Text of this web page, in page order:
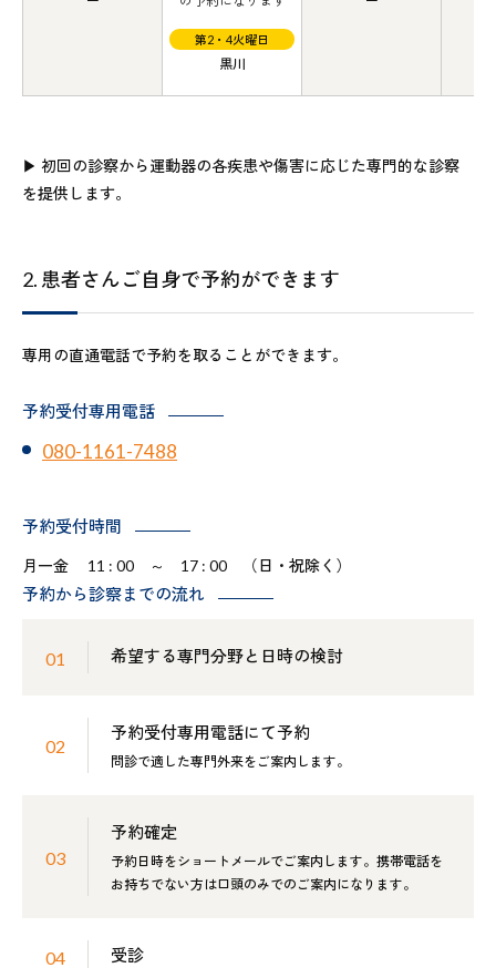
第2・4火曜日
黒川
▶︎ 初回の診察から運動器の各疾患や傷害に応じた専門的な診察
を提供します。
2. 患者さんご自身で予約ができます
専用の直通電話で予約を取ることができます。
予約受付専用電話
080-1161-7488
予約受付時間
月一金 11 : 00 ～ 17 : 00 （日・祝除く）
予約から診察までの流れ
希望する専門分野と日時の検討
予約受付専用電話にて予約
問診で適した専門外来をご案内します。
予約確定
予約日時をショートメールでご案内します。携帯電話を
お持ちでない方は口頭のみでのご案内になります。
受診